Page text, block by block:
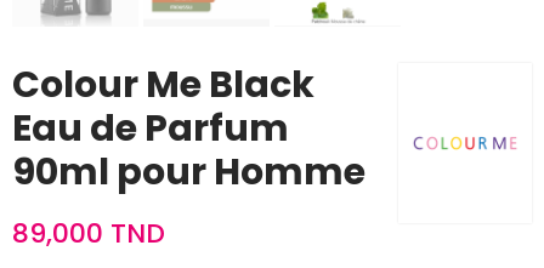
Colour Me Black
Eau de Parfum
90ml pour Homme
89,000 TND